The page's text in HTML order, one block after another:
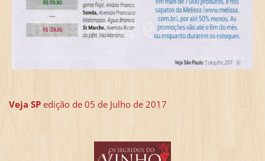
Veja SP edição de 05 de Julho de 2017